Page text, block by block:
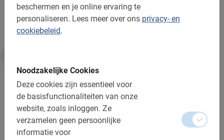
beschermen en je online ervaring te
personaliseren. Lees meer over ons privacy- en
cookiebeleid.
Noodzakelijke Cookies
Deze cookies zijn essentieel voor
de basisfunctionaliteiten van onze
website, zoals inloggen. Ze
verzamelen geen persoonlijke
informatie voor
Je stedentrip begint pas echt met de Sevilla fietstour!
Informatie
Belangrijk om te weten:
Reserveren is verplicht